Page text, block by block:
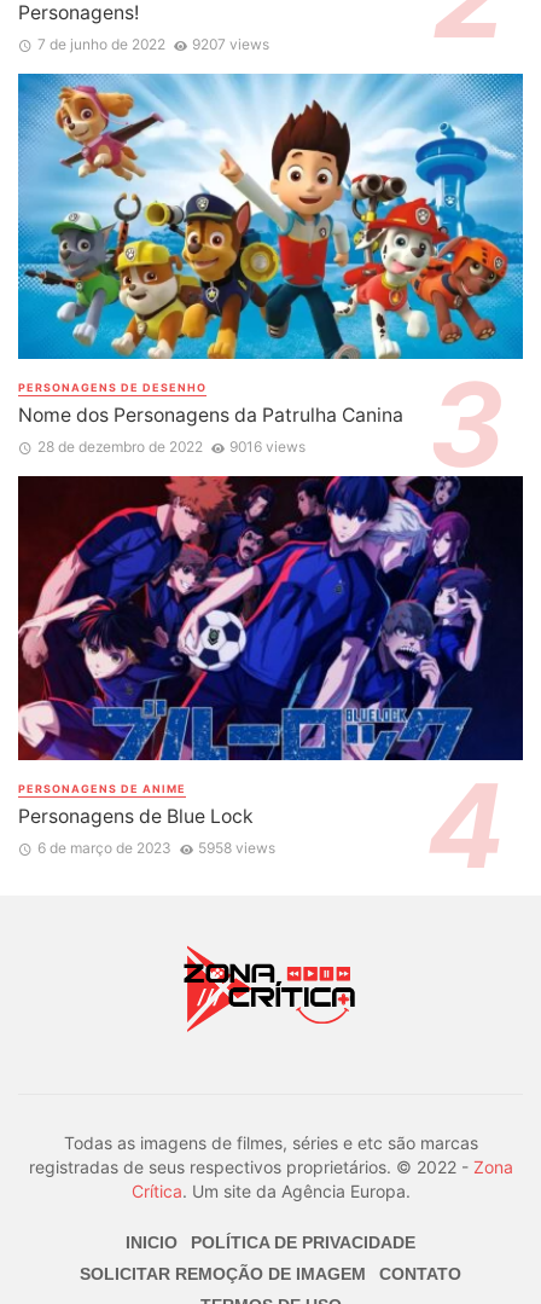
Personagens!
7 de junho de 2022 9207 views
PERSONAGENS DE DESENHO
Nome dos Personagens da Patrulha Canina
28 de dezembro de 2022 9016 views
PERSONAGENS DE ANIME
Personagens de Blue Lock
6 de março de 2023 5958 views
Todas as imagens de filmes, séries e etc são marcas
registradas de seus respectivos proprietários. © 2022 - Zona
Crítica. Um site da Agência Europa.
INICIO
POLÍTICA DE PRIVACIDADE
SOLICITAR REMOÇÃO DE IMAGEM
CONTATO